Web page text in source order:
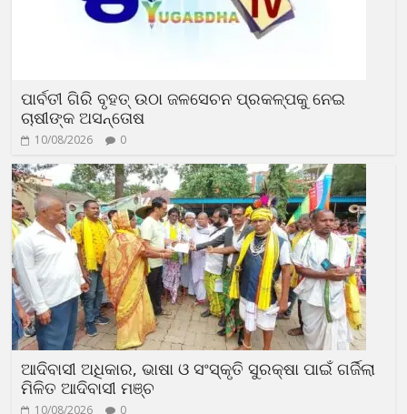
ପାର୍ବତୀ ଗିରି ବୃହତ୍ ଉଠା ଜଳସେଚନ ପ୍ରକଳ୍ପକୁ ନେଇ
ଚାଷୀଙ୍କ ଅସନ୍ତୋଷ
10/08/2026 0
ଆଦିବାସୀ ଅଧିକାର, ଭାଷା ଓ ସଂସ୍କୃତି ସୁରକ୍ଷା ପାଇଁ ଗର୍ଜିଲା
ମିଳିତ ଆଦିବାସୀ ମଞ୍ଚ
10/08/2026 0